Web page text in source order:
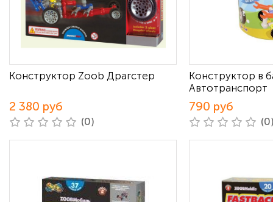
Конструктор Zoob Драгстер
2 380 руб
(0)
Конструктор в
Автотранспорт
790 руб